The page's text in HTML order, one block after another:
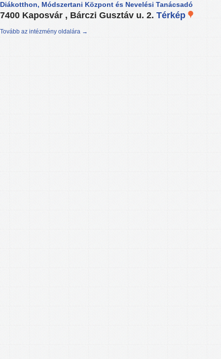
Diákotthon, Módszertani Központ és Nevelési Tanácsadó
7400 Kaposvár , Bárczi Gusztáv u. 2. Térkép
Tovább az intézmény oldalára →